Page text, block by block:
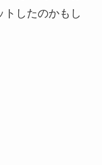
トしたのかもし